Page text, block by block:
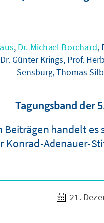
, Dr. Michael Borchard,
Günter Krings, Prof.
Sensburg, Thomas
Tagungsband der
Beiträgen handelt
Konrad-Adenauer-
21.